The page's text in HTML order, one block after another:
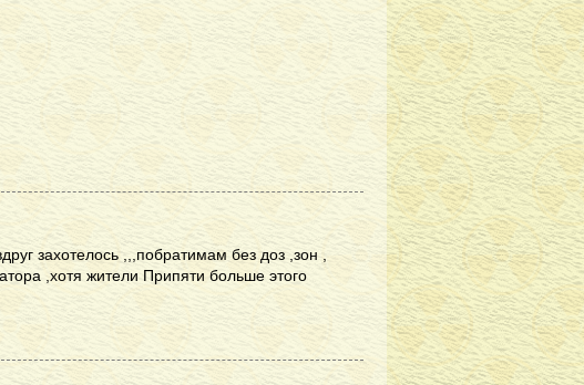
захотелось ,,,побратимам без доз ,зон ,
,хотя жители Припяти больше этого